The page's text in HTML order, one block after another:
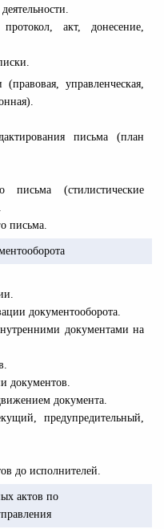
акт, донесение,
управленческая,
письма (план
(стилистические
письма.
документооборота.
документами на
документов.
документа.
предупредительный,
до исполнителей.
актов по